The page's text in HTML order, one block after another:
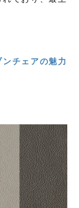
チェアの魅力